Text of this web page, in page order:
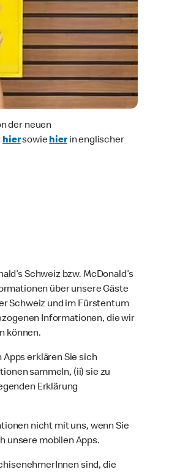
der neuen
hiersowiehier in englischer
Schweiz bzw. McDonald’s
über unsere Gäste
Schweiz und im Fürstentum
Informationen, die wir
können.
erklären Sie sich
sammeln, (ii) sie zu
Erklärung
nicht mit uns, wenn Sie
unsere mobilen Apps.
sind, die